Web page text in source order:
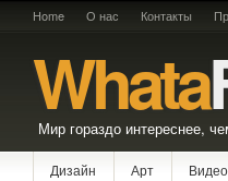
Home О нас Контакты
Whata
Мир гораздо интереснее,
Дизайн Арт Видео